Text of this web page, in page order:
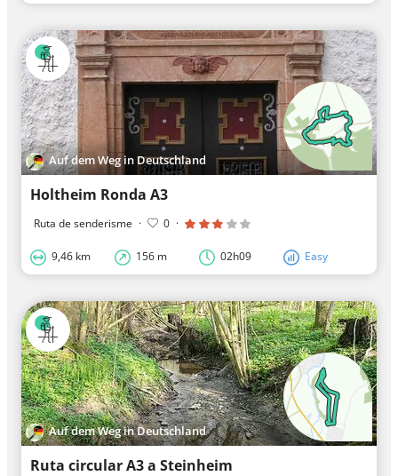
Auf dem Weg in Deutschland
Holtheim Ronda A3
Ruta de senderisme · 0 ·
9,46 km 156 m 02h09 Easy
Auf dem Weg in Deutschland
Ruta circular A3 a Steinheim